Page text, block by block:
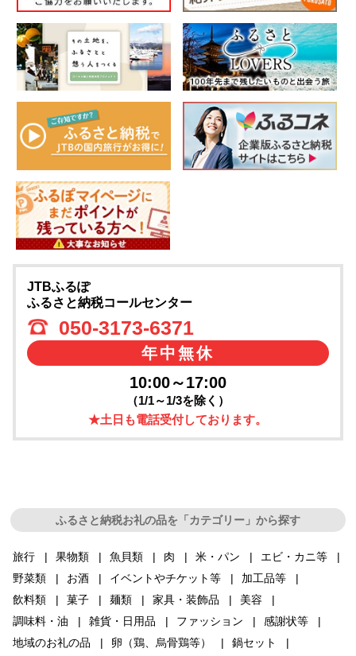
JTBふるぽ
ふるさと納税コールセンター
050-3173-6371
年中無休
10:00～17:00
（1/1～1/3を除く）
★土日も電話受付しております。
ふるさと納税お礼の品を「カテゴリー」から探す
旅行 果物類 魚貝類 肉 米・パン
エビ・カニ等
野菜類
お酒 イベントやチケット等
加工品等
飲料類
菓子 麺類 家具・装飾品
美容
調味料・油
雑貨・日用品 ファッション
感謝状等
地域のお礼の品
卵（鶏、烏骨鶏等）
鍋セット